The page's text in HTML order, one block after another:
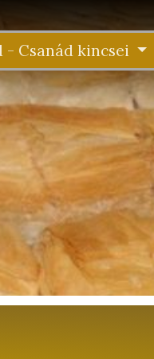
- Csanád kincsei